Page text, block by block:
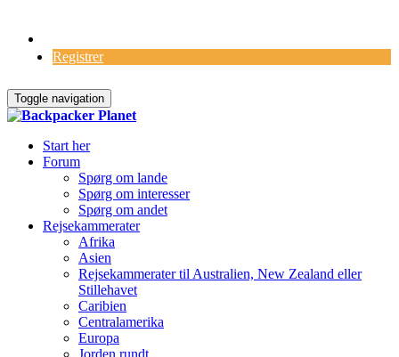
Registrer
Toggle navigation
Start her
Forum
Spørg om lande
Spørg om interesser
Spørg om andet
Rejsekammerater
Afrika
Asien
Rejsekammerater til Australien, New Zealand eller
Stillehavet
Caribien
Centralamerika
Europa
Jorden rundt